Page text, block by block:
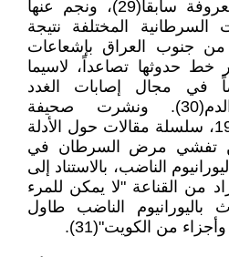
داخلية أخرى، لم تكن معروفة سابقاً(29)، ونجم عنها
السرطانية المختلفة نتيجة
جنوب العراق بإشعاعات
خط حدوثها تصاعداً، لاسيما
في مجال إصابات الغدد
الليمفاوية وسرطان الدم(30). ونشرت صحيفة
"الانديبندنت"، في عام 1999، سلسلة مقالات حول الأدلة
تفشي مرض السرطان في
الناضب، بالاستناد إلى
من القناعة "لا يمكن للمرء
باليورانيوم الناضب طاول
من الكويت"(31).